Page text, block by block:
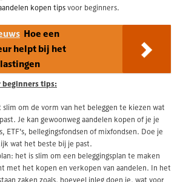
kopen tipsvoor beginners.
Hoe een
helpt bij het
beginners tips:
om de vorm van het beleggen te kiezen wat
Je kan gewoonweg aandelen kopen of je je
ETF’s, bellegingsfondsen of mixfondsen. Doe je
wat het beste bij je past.
het is slim om een beleggingsplan te maken
met het kopen en verkopen van aandelen. In het
zaken zoals, hoeveel inleg doen je, wat voor